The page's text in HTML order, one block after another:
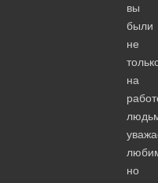
вы
были
не
на
но